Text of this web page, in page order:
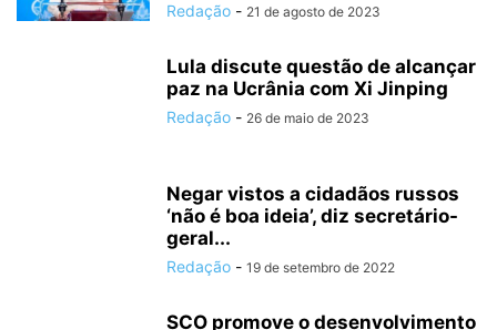
Redação - 21 de agosto de 2023
Lula discute questão de alcançar
paz na Ucrânia com Xi Jinping
Redação - 26 de maio de 2023
Negar vistos a cidadãos russos
‘não é boa ideia’, diz secretário-
geral...
Redação - 19 de setembro de 2022
SCO promove o desenvolvimento